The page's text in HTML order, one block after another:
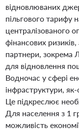
відновлюваних
пільгового тарифу
централізованого
фінансових
партнери, зокрема
для відновлення
Водночас у сфері
інфраструктури,
Це підкреслює
Для населення з 1
можливість